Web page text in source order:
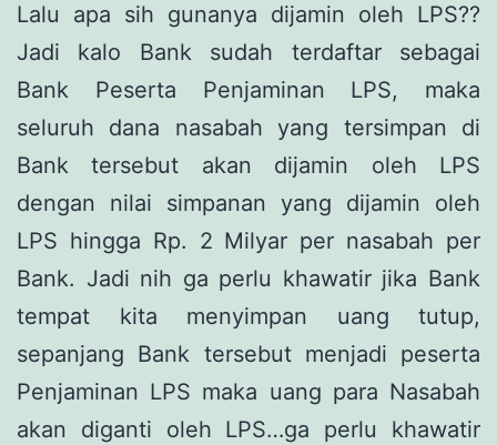
Lalu apa sih gunanya dijamin oleh LPS??
Jadi kalo Bank sudah terdaftar sebagai
Bank Peserta Penjaminan LPS, maka
seluruh dana nasabah yang tersimpan di
Bank tersebut akan dijamin oleh LPS
dengan nilai simpanan yang dijamin oleh
LPS hingga Rp. 2 Milyar per nasabah per
Bank. Jadi nih ga perlu khawatir jika Bank
tempat kita menyimpan uang tutup,
sepanjang Bank tersebut menjadi peserta
Penjaminan LPS maka uang para Nasabah
akan diganti oleh LPS…ga perlu khawatir